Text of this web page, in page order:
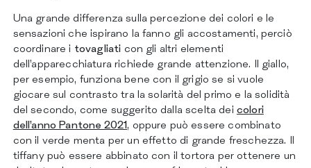
Una grande differenza sulla percezione dei colori e le
sensazioni che ispirano la fanno gli accostamenti, perciò
coordinare i tovagliati con gli altri elementi
dell’apparecchiatura richiede grande attenzione. Il giallo,
per esempio, funziona bene con il grigio se si vuole
giocare sul contrasto tra la solarità del primo e la solidità
del secondo, come suggerito dalla scelta dei colori
dell’anno Pantone 2021, oppure può essere combinato
con il verde menta per un effetto di grande freschezza. Il
tiffany può essere abbinato con il tortora per ottenere un